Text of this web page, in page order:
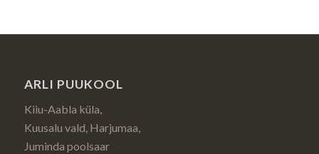
ARLI PUUKOOL
Kiiu-Aabla küla,
Kuusalu vald, Harjumaa,
Juminda poolsaar